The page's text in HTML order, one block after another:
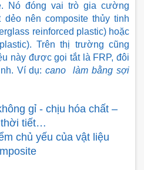
Nó đóng vai trò gia cường
nên composite thủy tinh
reinforced plastic) hoặc
Trên thị trường cũng
này được gọi tắt là FRP, đôi
Ví dụ: cano  làm bằng sợi
gỉ - chịu hóa chất –
tiết…
chủ yếu của vật liệu